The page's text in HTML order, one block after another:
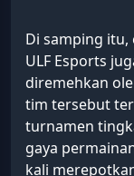
Di samping itu,
ULF Esports
diremehkan
tim tersebut
turnamen
gaya
kali